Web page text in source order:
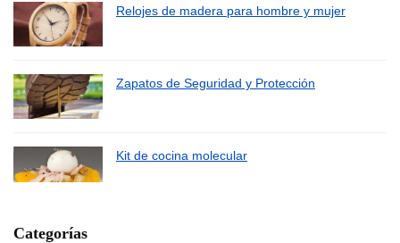
Relojes de madera para hombre y mujer
Zapatos de Seguridad y Protección
Kit de cocina molecular
Categorías